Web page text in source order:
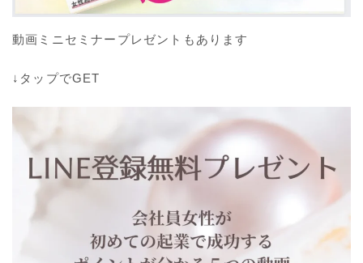
動画ミニセミナープレゼントもあります
↓タップでGET